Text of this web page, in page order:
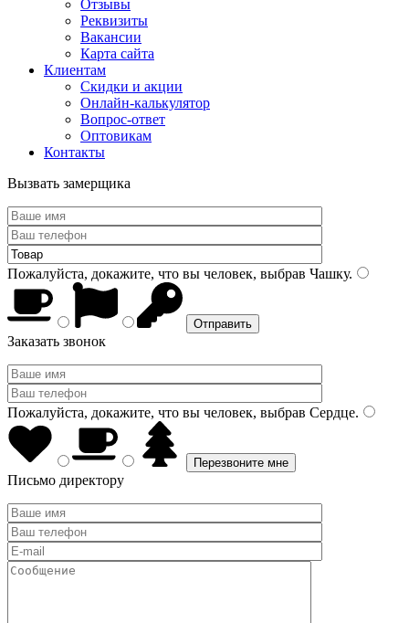
Отзывы
Реквизиты
Вакансии
Карта сайта
Клиентам
Скидки и акции
Онлайн-калькулятор
Вопрос-ответ
Оптовикам
Контакты
Вызвать замерщика
Пожалуйста, докажите, что вы человек, выбрав Чашку.
Заказать звонок
Пожалуйста, докажите, что вы человек, выбрав Сердце.
Письмо директору